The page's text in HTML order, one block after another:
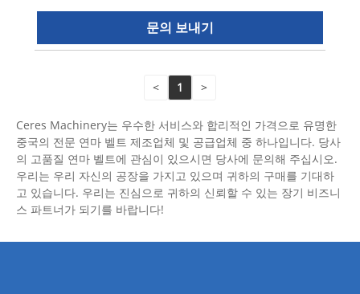
문의 보내기
< 1 >
Ceres Machinery는 우수한 서비스와 합리적인 가격으로 유명한
중국의 전문 연마 벨트 제조업체 및 공급업체 중 하나입니다. 당사
의 고품질 연마 벨트에 관심이 있으시면 당사에 문의해 주십시오.
우리는 우리 자신의 공장을 가지고 있으며 귀하의 구매를 기대하
고 있습니다. 우리는 진심으로 귀하의 신뢰할 수 있는 장기 비즈니
스 파트너가 되기를 바랍니다!